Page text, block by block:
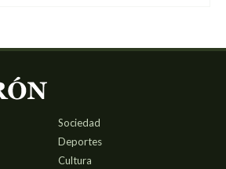
Sociedad
Deportes
Cultura